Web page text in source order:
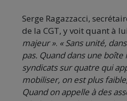
Serge Ragazzacci,
de la CGT, y voit quant à lui
majeur ». « Sans unité,
pas. Quand dans une boîte
syndicats sur quatre qui
mobiliser, on est plus
Quand on appelle à des